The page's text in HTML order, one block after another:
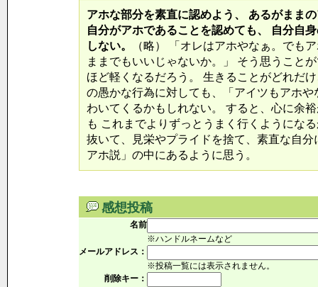
アホな部分を素直に認めよう、 あるがまま
自分がアホであることを認めても、 自分自
しない。
（略） 「オレはアホやなぁ。で
ままでもいいじゃないか。」 そう思うこと
ほど軽くなるだろう。 生きることがどれだ
の愚かな行為に対しても、「アイツもアホ
わいてくるかもしれない。 すると、心に余
も これまでよりずっとうまく行くようにな
抜いて、見栄やプライドを捨て、素直な自
アホ説」の中にあるように思う。
感想投稿
名前
※ハンドルネームなど
メールアドレス：
※投稿一覧には表示されません。
削除キー：